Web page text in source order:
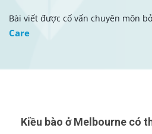
Bài viết được cố vấn chuyên môn
Care
Kiều bào ở Melbourne có thể về Việt Nam làm